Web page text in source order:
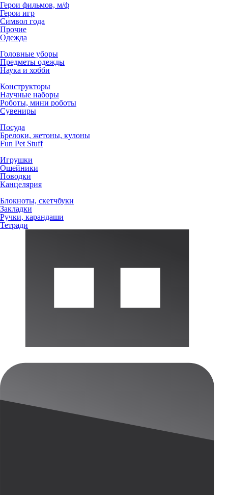
Герои фильмов, м/ф
Герои игр
Символ года
Прочие
Одежда
Головные уборы
Предметы одежды
Наука и хобби
Конструкторы
Научные наборы
Роботы, мини роботы
Сувениры
Посуда
Брелоки, жетоны, кулоны
Fun Pet Stuff
Игрушки
Ошейники
Поводки
Канцелярия
Блокноты, скетчбуки
Закладки
Ручки, карандаши
Тетради